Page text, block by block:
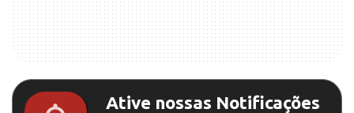
Ative nossas Notificações